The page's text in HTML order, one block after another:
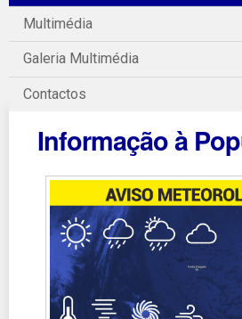
Multimédia
Galeria Multimédia
Contactos
Informação à